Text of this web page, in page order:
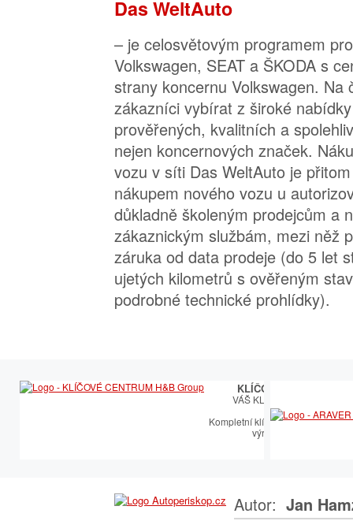
Das WeltAuto
– je celosvětovým programem
Volkswagen, SEAT a ŠKODA s
strany koncernu Volkswagen. Na
zákazníci vybírat z široké
prověřených, kvalitních a
nejen koncernových značek.
vozu v síti Das WeltAuto je
nákupem nového vozu u
důkladně školeným prodejcům a
zákaznickým službám, mezi něž
záruka od data prodeje (do 5 let
ujetých kilometrů s ověřeným
podrobné technické prohlídky).
KLÍČOVÉ CENTRUM
VÁŠ KLÍČOVÝ PARTNER
Kompletní klíčařský sortiment
výroby autoklíčů
Autor: Jan